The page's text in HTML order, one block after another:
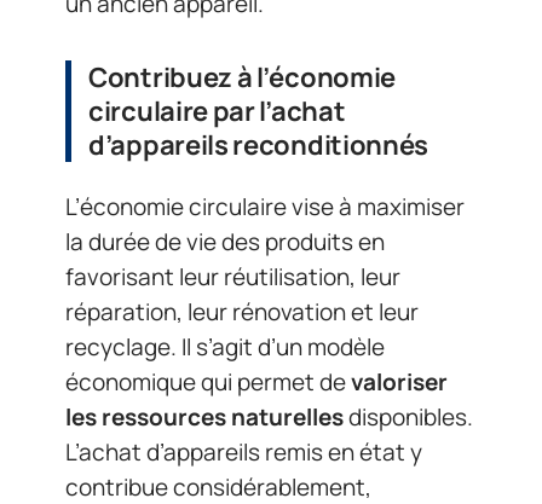
Contribuez à l’économie
circulaire par l’achat
d’appareils reconditionnés
L’économie circulaire vise à maximiser
la durée de vie des produits en
favorisant leur réutilisation, leur
réparation, leur rénovation et leur
recyclage. Il s’agit d’un modèle
économique qui permet devaloriser
les ressources naturellesdisponibles.
L’achat d’appareils remis en état y
contribue considérablement,